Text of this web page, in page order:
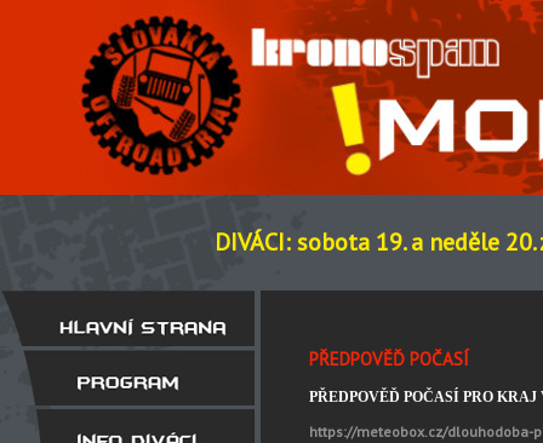
DIVÁCI: sobota 19. a neděle
PŘEDPOVĚĎ POČASÍ
PŘEDPOVĚĎ POČASÍ PRO
https://meteobox.cz/dlouhodoba-